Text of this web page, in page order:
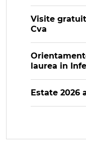
Visite
Cva
laurea in
Estate 2026